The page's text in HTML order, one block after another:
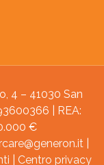
4 – 41030 San
| REA:
€
Centro privacy